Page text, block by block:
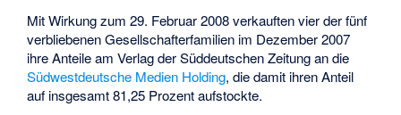
Mit Wirkung zum 29. Februar 2008 verkauften vier der fünf
verbliebenen Gesellschafterfamilien im Dezember 2007
ihre Anteile am Verlag der Süddeutschen Zeitung an die
Südwestdeutsche Medien Holding, die damit ihren Anteil
auf insgesamt 81,25 Prozent aufstockte.